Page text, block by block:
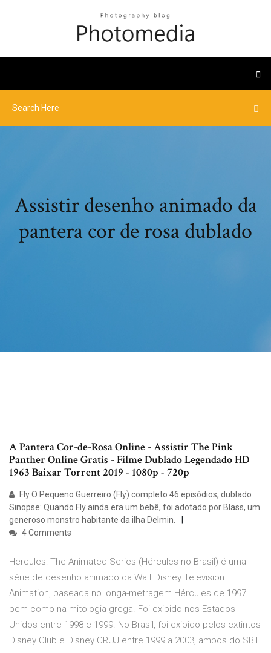
Assistir desenho animado da
pantera cor de rosa dublado
A Pantera Cor-de-Rosa Online - Assistir The Pink
Panther Online Gratis - Filme Dublado Legendado HD
1963 Baixar Torrent 2019 - 1080p - 720p
Fly O Pequeno Guerreiro (Fly) completo 46 episódios, dublado
Sinopse: Quando Fly ainda era um bebê, foi adotado por Blass, um
generoso monstro habitante da ilha Delmin.
4 Comments
Hercules: The Animated Series (Hércules no Brasil) é uma
série de desenho animado da Walt Disney Television
Animation, baseada no longa-metragem Hércules de 1997
bem como na mitologia grega. Foi exibido nos Estados
Unidos entre 1998 e 1999. No Brasil, foi exibido pelos extintos
Disney Club e Disney CRUJ entre 1999 a 2003, ambos do SBT.